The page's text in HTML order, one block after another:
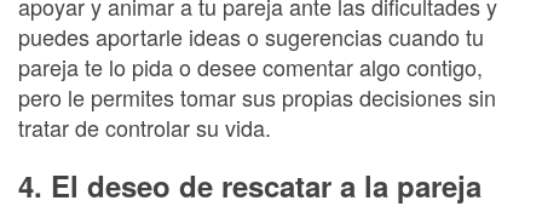
puedes aportarle ideas o sugerencias cuando tu
pareja te lo pida o desee comentar algo contigo,
pero le permites tomar sus propias decisiones sin
tratar de controlar su vida.
4. El deseo de rescatar a la pareja